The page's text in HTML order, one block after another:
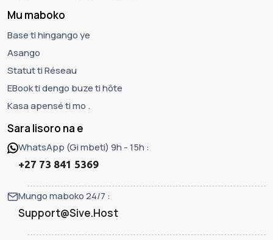
Mu maboko
Base ti hingango ye
Asango
Statut ti Réseau
EBook ti dengo buze ti hôte
Kasa apensé ti mo .
Sara lisoro na e
WhatsApp (Gi mbeti) 9h - 15h :
+27 73 841 5369
Mungo maboko 24/7 :
Support@Sive.Host